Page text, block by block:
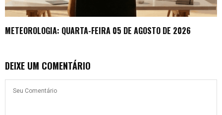
METEOROLOGIA: QUARTA-FEIRA 05 DE AGOSTO DE 2026
DEIXE UM COMENTÁRIO